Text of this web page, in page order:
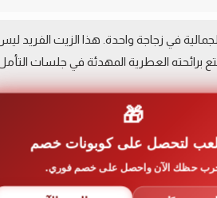
في زجاجة واحدة. هذا الزيت الفريد
برائحته العطرية المهدئة في جلسات
combines health and beauty
it in your daily routine to smooth
Don’t miss the chance to
🎁
لتحصل على كوبونات خصم
حظك الآن واحصل على خصم فوري.